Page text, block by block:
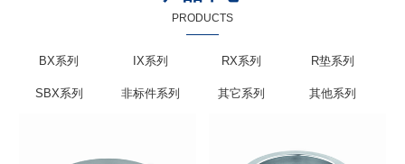
PRODUCTS
BX系列 IX系列 RX系列 R垫系列
SBX系列 非标件系列 其它系列 其他系列